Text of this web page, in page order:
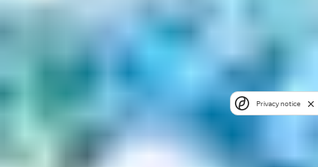
Privacy notice